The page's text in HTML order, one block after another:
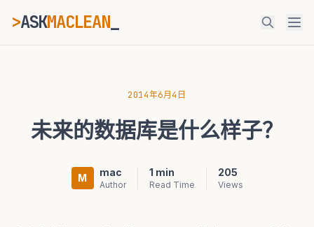
>ASKMACLEAN_
⌘K Ctrl+K
2014年6月4日
未来的数据库是什么样子？
M mac
Author
1 min
Read Time
205
Views